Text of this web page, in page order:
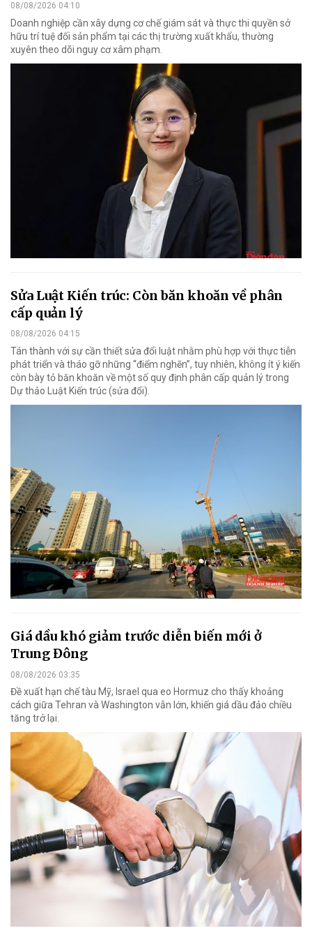
08/08/2026 04:10
Doanh nghiệp cần xây dựng cơ chế giám sát và thực thi quyền sở
hữu trí tuệ đối sản phẩm tại các thị trường xuất khẩu, thường
xuyên theo dõi nguy cơ xâm phạm.
Sửa Luật Kiến trúc: Còn băn khoăn về phân
cấp quản lý
08/08/2026 04:15
Tán thành với sự cần thiết sửa đổi luật nhằm phù hợp với thực tiễn
phát triển và tháo gỡ những “điểm nghẽn”, tuy nhiên, không ít ý kiến
còn bày tỏ băn khoăn về một số quy định phân cấp quản lý trong
Dự thảo Luật Kiến trúc (sửa đổi).
Giá dầu khó giảm trước diễn biến mới ở
Trung Đông
08/08/2026 03:35
Đề xuất hạn chế tàu Mỹ, Israel qua eo Hormuz cho thấy khoảng
cách giữa Tehran và Washington vẫn lớn, khiến giá dầu đảo chiều
tăng trở lại.